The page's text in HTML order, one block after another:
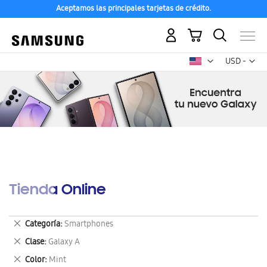
Aceptamos las principales tarjetas de crédito.
USD -
dólar
Mi carrito
Tienda Online
Categoría Smartphones
Eliminar
este
artículo
Clase Galaxy A
Eliminar
este
Color Mint
Eliminar